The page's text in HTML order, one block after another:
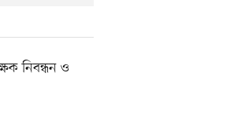
নিবন্ধন ও